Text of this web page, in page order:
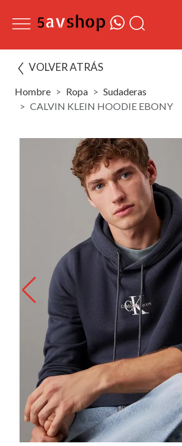
VOLVER ATRÁS
Hombre Ropa
Sudaderas
CALVIN KLEIN HOODIE EBONY